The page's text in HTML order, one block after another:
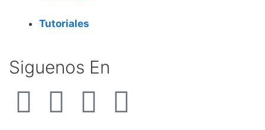
Tutoriales
Siguenos En